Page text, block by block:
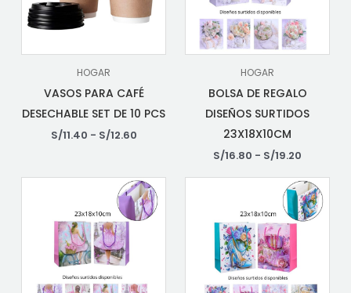
HOGAR
VASOS PARA CAFÉ
DESECHABLE SET DE 10 PCS
S/11.40 - S/12.60
HOGAR
BOLSA DE REGALO
DISEÑOS SURTIDOS
23X18X10CM
S/16.80 - S/19.20